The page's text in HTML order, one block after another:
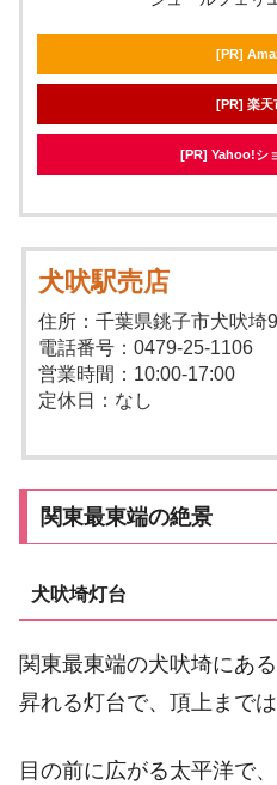
[PR]
[PR] 楽天
[PR] Yahoo!シ
犬吠駅売店
住所：千葉県銚子市犬吠埼
電話番号：0479-25-1106
営業時間：10:00-17:00
定休日：なし
関東最東端の絶景
犬吠埼灯台
関東最東端の犬吠埼にある
昇れる灯台で、頂上までは
目の前に広がる太平洋で